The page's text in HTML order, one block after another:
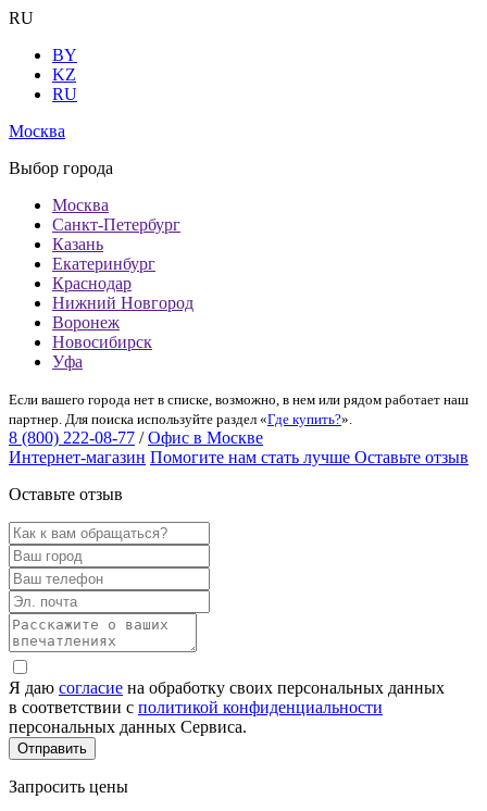
RU
BY
KZ
RU
Москва
Выбор города
Москва
Санкт-Петербург
Казань
Екатеринбург
Краснодар
Нижний Новгород
Воронеж
Новосибирск
Уфа
Если вашего города нет в списке, возможно, в нем или рядом работает наш
партнер. Для поиска используйте раздел «Где купить?».
8 (800) 222-08-77 / Офис в Москве
Интернет-магазин Помогите нам стать лучше Оставьте отзыв
Оставьте отзыв
Я даю согласие на обработку своих персональных данных
в соответствии с политикой конфиденциальности
персональных данных Сервиса.
Запросить цены